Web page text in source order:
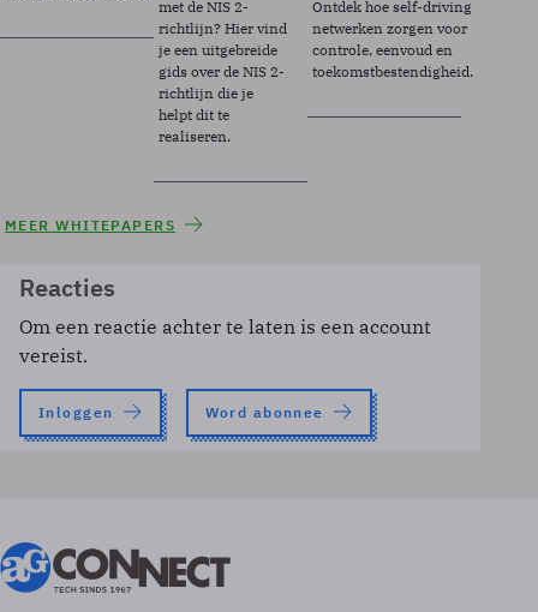
met de NIS 2-
richtlijn? Hier vind
je een uitgebreide
gids over de NIS 2-
richtlijn die je
helpt dit te
realiseren.
Ontdek hoe self-driving
netwerken zorgen voor
controle, eenvoud en
toekomstbestendigheid.
MEER WHITEPAPERS
Reacties
Om een reactie achter te laten is een account
vereist.
Inloggen Word abonnee